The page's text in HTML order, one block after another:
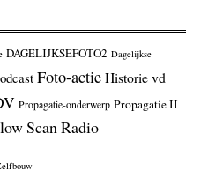
DAGELIJKSEFOTO2 Dagelijkse
Foto-actieHistorie vd
Propagatie-onderwerp Propagatie II
Scan Radio